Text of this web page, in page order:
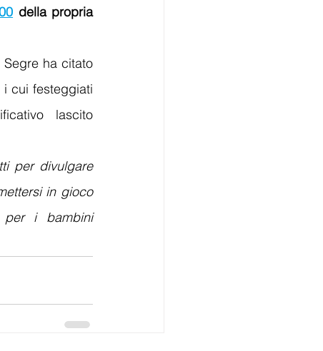
della propria
ha citato
i cui festeggiati
lascito
per divulgare
in gioco
per i bambini